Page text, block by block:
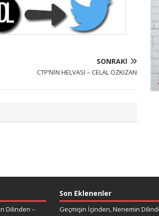
SONRAKI
CTP’NİN HELVASI – CELAL ÖZKIZAN
Dilinden –
Son Eklenenler
Geçmişin İçinden, Nenemin